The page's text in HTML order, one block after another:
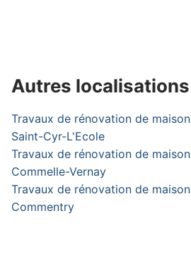
Autres localisations
Travaux de rénovation de
Saint-Cyr-L'Ecole
Travaux de rénovation de
Commelle-Vernay
Travaux de rénovation de
Commentry